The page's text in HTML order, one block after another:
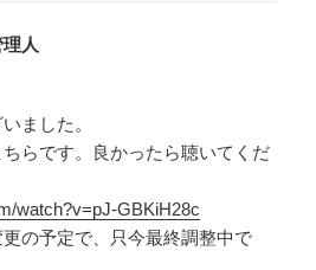
人
ました。
らです。良かったら聴いてくだ
watch?v=pJ-GBKiH28c
の予定で、只今最終調整中で